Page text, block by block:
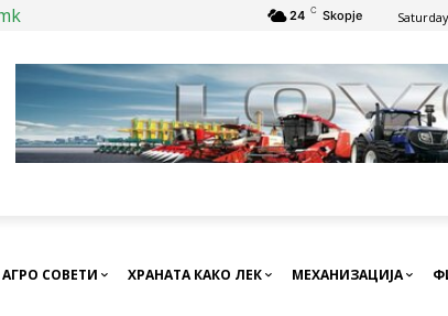
24 C Skopje
АГРО СОВЕТИ ХРАНАТА КАКО ЛЕК МЕХАНИЗАЦИЈА